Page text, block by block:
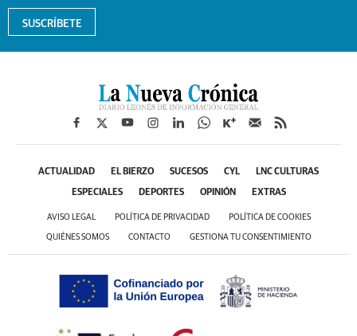
SUSCRÍBETE
ACTUALIDAD EL BIERZO SUCESOS CYL LNC CULTURAS
ESPECIALES DEPORTES OPINIÓN EXTRAS
AVISO LEGAL POLÍTICA DE PRIVACIDAD POLÍTICA DE COOKIES
QUIÉNES SOMOS CONTACTO GESTIONA TU CONSENTIMIENTO